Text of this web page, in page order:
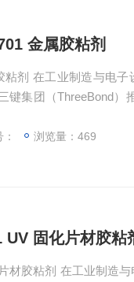
金属胶粘剂
键集团（ThreeBond）
封解决方案”。
浏览量：469
固化片材胶粘
材胶粘剂 在工业制造